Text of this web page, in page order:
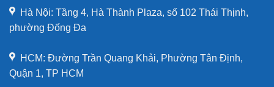
Hà Nội: Tầng 4, Hà Thành Plaza, số 102 Thái Thịnh,
phường Đống Đa
HCM: Đường Trần Quang Khải, Phường Tân Định,
Quận 1, TP HCM